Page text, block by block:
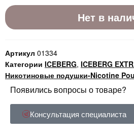
Нет в
Артикул 01334
Категории ICEBERG, ICEBERG
Никотиновые подушки-Nicotine
Появились вопросы о товаре?
Консультация специалиста